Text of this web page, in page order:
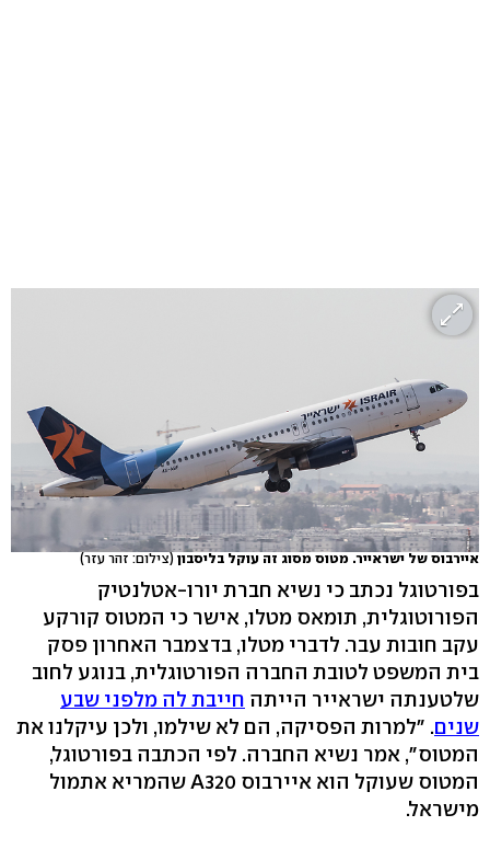
איירבוס של ישראייר. מטוס מסוג זה עוקל בליסבון (צילום: זהר עזר)
בפורטוגל נכתב כי נשיא חברת יורו-אטלנטיק
הפורוטוגלית, תומאס מטלו, אישר כי המטוס קורקע
עקב חובות עבר. לדברי מטלו, בדצמבר האחרון פסק
בית המשפט לטובת החברה הפורטוגלית, בנוגע לחוב
שלטענתה ישראייר הייתה חייבת לה מלפני שבע
שנים. "למרות הפסיקה, הם לא שילמו, ולכן עיקלנו את
המטוס", אמר נשיא החברה. לפי הכתבה בפורטוגל,
המטוס שעוקל הוא איירבוס A320 שהמריא אתמול
מישראל.